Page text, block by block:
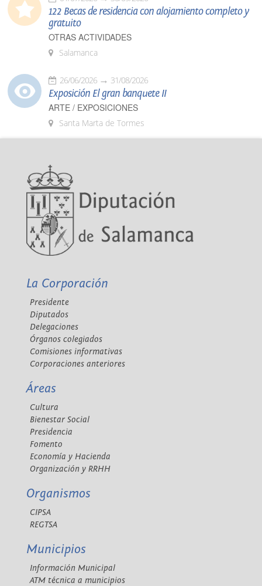
122 Becas de residencia con alojamiento completo y
gratuito
OTRAS ACTIVIDADES
Salamanca
26/06/2026 31/08/2026
Exposición El gran banquete II
ARTE / EXPOSICIONES
Santa Marta de Tormes
La Corporación
Presidente
Diputados
Delegaciones
Órganos colegiados
Comisiones informativas
Corporaciones anteriores
Áreas
Cultura
Bienestar Social
Presidencia
Fomento
Economía y Hacienda
Organización y RRHH
Organismos
CIPSA
REGTSA
Municipios
Información Municipal
ATM técnica a municipios